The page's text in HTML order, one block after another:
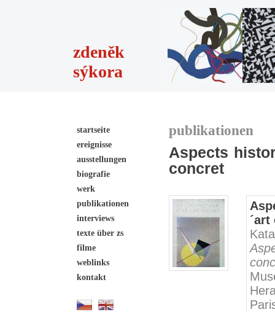
zdeněk
sýkora
startseite
ereignisse
ausstellungen
biografie
werk
publikationen
interviews
texte über zs
filme
weblinks
kontakt
publikationen
Aspects
concret